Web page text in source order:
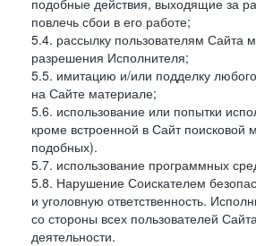
подобные действия, выходящие за
повлечь сбои в его работе;
5.4. рассылку пользователям Сайта
разрешения Исполнителя;
5.5. имитацию и/или подделку
на Сайте материале;
5.6. использование или попытки
кроме встроенной в Сайт
подобных).
5.7. использование программных
5.8. Нарушение Соискателем
и уголовную ответственность.
со стороны всех пользователей
деятельности.